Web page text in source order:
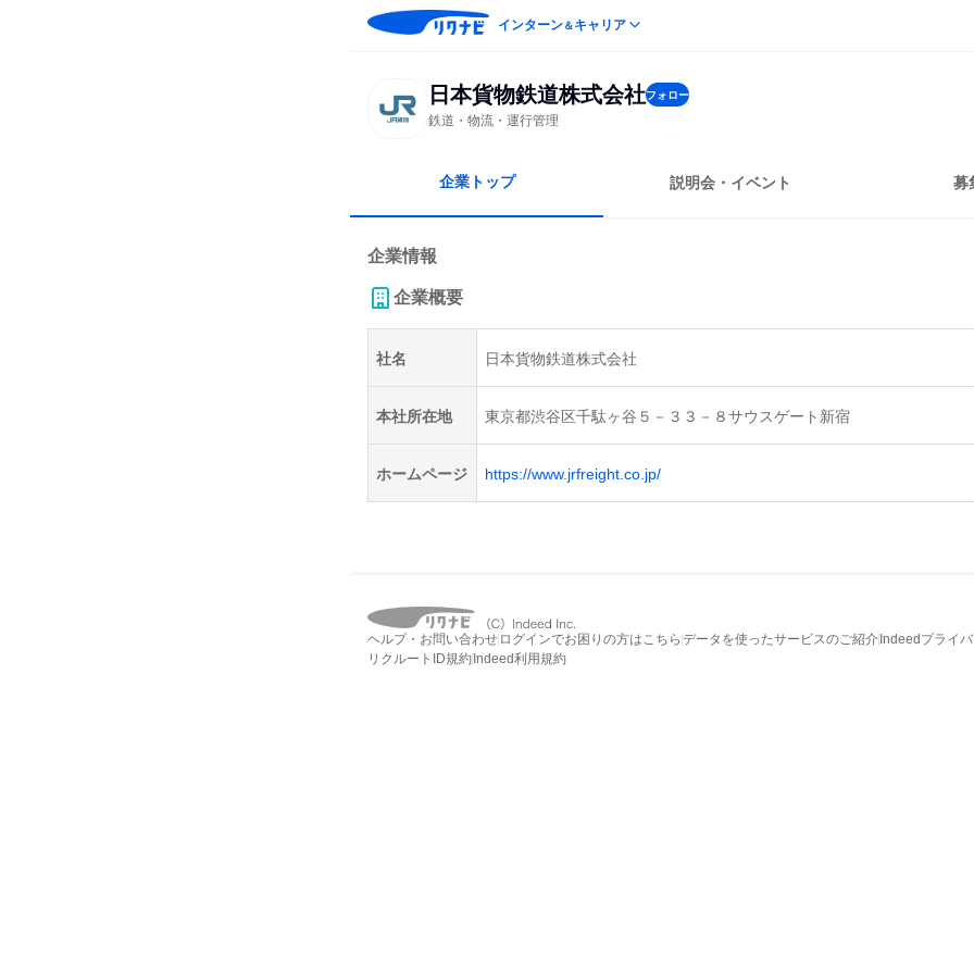
インターン＆キャリア
日本貨物鉄道株式会社フォロー
鉄道・物流・運行管理
企業トップ 説明会・イベント 募
企業情報
企業概要
社名 日本貨物鉄道株式会社
本社所在地 東京都渋谷区千駄ヶ谷５－３３－８サウスゲート新宿
ホームページ https://www.jrfreight.co.jp/
ヘルプ・お問い合わせ ログインでお困りの方はこちら データを使ったサービスのご紹介 Indeedプライ
リクルートID規約 Indeed利用規約